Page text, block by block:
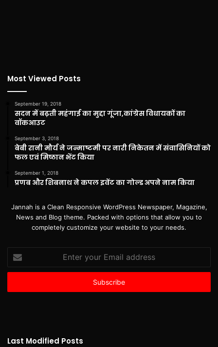
Most Viewed Posts
September 19, 2018
सदन में बढ़ती महंगाई का मुद्दा गूंजा,कांग्रेस विधायकों का
वॉकआउट
September 3, 2018
बेबी रानी मौर्य ने जन्माष्टमी पर नारी निकेतन में संवासिनियों को
फल एवं मिष्ठान भेंट किया
September 1, 2018
प्रणब और शिबनाथ ने कपल इवेंट का गोल्ड अपने नाम किया
Jannah is a Clean Responsive WordPress Newspaper, Magazine,
News and Blog theme. Packed with options that allow you to
completely customize your website to your needs.
Enter
your
Email
Last Modified Posts